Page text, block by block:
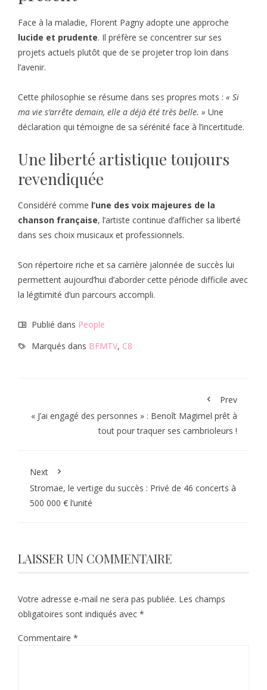
Face à la maladie, Florent Pagny adopte une approche
lucide et prudente. Il préfère se concentrer sur ses
projets actuels plutôt que de se projeter trop loin dans
l’avenir.
Cette philosophie se résume dans ses propres mots : « Si
ma vie s’arrête demain, elle a déjà été très belle. » Une
déclaration qui témoigne de sa sérénité face à l’incertitude.
Une liberté artistique toujours
revendiquée
Considéré comme l’une des voix majeures de la
chanson française, l’artiste continue d’afficher sa liberté
dans ses choix musicaux et professionnels.
Son répertoire riche et sa carrière jalonnée de succès lui
permettent aujourd’hui d’aborder cette période difficile avec
la légitimité d’un parcours accompli.
Publié dans People
Marqués dans BFMTV, C8
Prev
« J’ai engagé des personnes » : Benoît Magimel prêt à
tout pour traquer ses cambrioleurs !
Next
Stromae, le vertige du succès : Privé de 46 concerts à
500 000 € l’unité
LAISSER UN COMMENTAIRE
Votre adresse e-mail ne sera pas publiée. Les champs
obligatoires sont indiqués avec *
Commentaire *